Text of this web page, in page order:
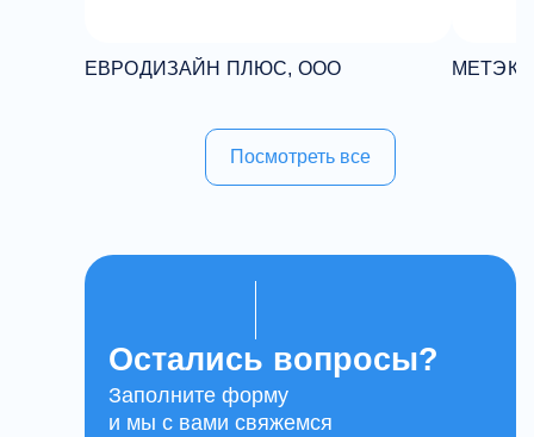
ЕВРОДИЗАЙН ПЛЮС, ООО МЕТЭК
Посмотреть все
Остались вопросы?
Заполните форму
и мы с вами свяжемся